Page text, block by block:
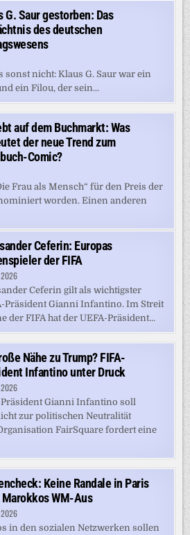
G. Saur gestorben: Das
des deutschen
sonst nicht: Klaus G. Saur war ein
ein Filou, der sein...
auf dem Buchmarkt: Was
der neue Trend zum
Comic?
Frau als Mensch“ für den Preis der
worden. Einen anderen
Ceferin: Europas
der FIFA
Ceferin gilt als wichtigster
Präsident Gianni Infantino. Im Streit
der FIFA hat der UEFA-Präsident...
Nähe zu Trump? FIFA-
Infantino unter Druck
Präsident Gianni Infantino soll
zur politischen Neutralität
FairSquare fordert eine
Keine Randale in Paris
Marokkos WM-Aus
in den sozialen Netzwerken sollen